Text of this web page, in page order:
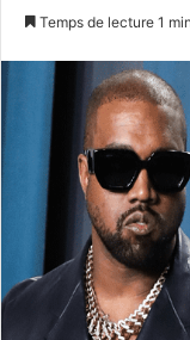
Temps de lecture 1